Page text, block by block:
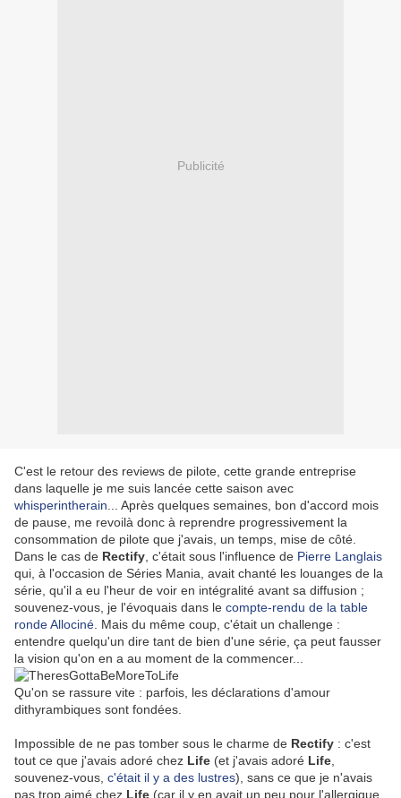
Publicité
C'est le retour des reviews de pilote, cette grande entreprise
dans laquelle je me suis lancée cette saison avec
whisperintherain ... Après quelques semaines, bon d'accord mois
de pause, me revoilà donc à reprendre progressivement la
consommation de pilote que j'avais, un temps, mise de côté.
Dans le cas de Rectify , c'était sous l'influence de Pierre Langlais
qui, à l'occasion de Séries Mania, avait chanté les louanges de la
série, qu'il a eu l'heur de voir en intégralité avant sa diffusion ;
souvenez-vous, je l'évoquais dans le compte-rendu de la table
ronde Allociné . Mais du même coup, c'était un challenge :
entendre quelqu'un dire tant de bien d'une série, ça peut fausser
la vision qu'on en a au moment de la commencer...
Qu'on se rassure vite : parfois, les déclarations d'amour
dithyrambiques sont fondées.
Impossible de ne pas tomber sous le charme de Rectify : c'est
tout ce que j'avais adoré chez Life (et j'avais adoré Life
souvenez-vous, c'était il y a des lustres), sans ce que je n'avais
pas trop aimé chez Life (car il y en avait un peu pour l'allergique